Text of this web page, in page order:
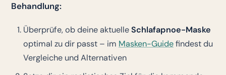
Behandlung:
Überprüfe, ob deine aktuelleSchlafapnoe-Maske
optimal zu dir passt – im Masken-Guidefindest du
Vergleiche und Alternativen